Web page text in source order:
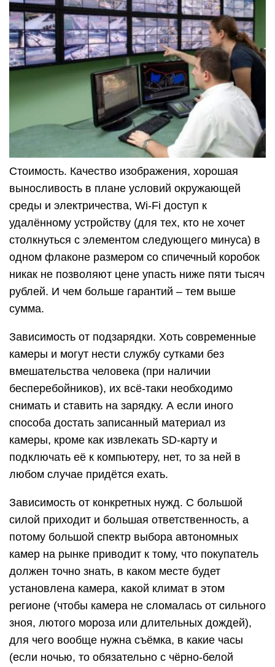
Стоимость. Качество изображения, хорошая
выносливость в плане условий окружающей
среды и электричества, Wi-Fi доступ к
удалённому устройству (для тех, кто не хочет
столкнуться с элементом следующего минуса) в
одном флаконе размером со спичечный коробок
никак не позволяют цене упасть ниже пяти тысяч
рублей. И чем больше гарантий – тем выше
сумма.
Зависимость от подзарядки. Хоть современные
камеры и могут нести службу сутками без
вмешательства человека (при наличии
бесперебойников), их всё-таки необходимо
снимать и ставить на зарядку. А если иного
способа достать записанный материал из
камеры, кроме как извлекать SD-карту и
подключать её к компьютеру, нет, то за ней в
любом случае придётся ехать.
Зависимость от конкретных нужд. С большой
силой приходит и большая ответственность, а
потому большой спектр выбора автономных
камер на рынке приводит к тому, что покупатель
должен точно знать, в каком месте будет
установлена камера, какой климат в этом
регионе (чтобы камера не сломалась от сильного
зноя, лютого мороза или длительных дождей),
для чего вообще нужна съёмка, в какие часы
(если ночью, то обязательно с чёрно-белой